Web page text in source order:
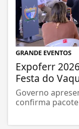
GRANDE EVENTOS
Expoferr
Festa do
Governo
confirma